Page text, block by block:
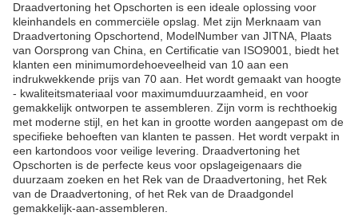
Draadvertoning het Opschorten is een ideale oplossing voor
kleinhandels en commerciële opslag. Met zijn Merknaam van
Draadvertoning Opschortend, ModelNumber van JITNA, Plaats
van Oorsprong van China, en Certificatie van ISO9001, biedt het
klanten een minimumordehoeveelheid van 10 aan een
indrukwekkende prijs van 70 aan. Het wordt gemaakt van hoogte
- kwaliteitsmateriaal voor maximumduurzaamheid, en voor
gemakkelijk ontworpen te assembleren. Zijn vorm is rechthoekig
met moderne stijl, en het kan in grootte worden aangepast om de
specifieke behoeften van klanten te passen. Het wordt verpakt in
een kartondoos voor veilige levering. Draadvertoning het
Opschorten is de perfecte keus voor opslageigenaars die
duurzaam zoeken en het Rek van de Draadvertoning, het Rek
van de Draadvertoning, of het Rek van de Draadgondel
gemakkelijk-aan-assembleren.